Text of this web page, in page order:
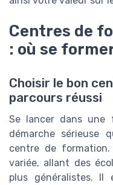
Centres de
: où se
Choisir le bon
parcours réussi
Se lancer dans une
démarche sérieuse
centre de
variée, allant des
plus généralistes. Il